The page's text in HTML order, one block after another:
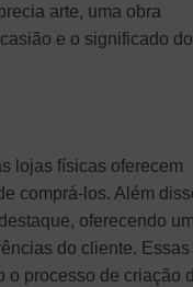
arte, uma obra
e o significado do
lojas físicas oferecem
comprá-los. Além
oferecendo
do cliente. Essas
o processo de criação